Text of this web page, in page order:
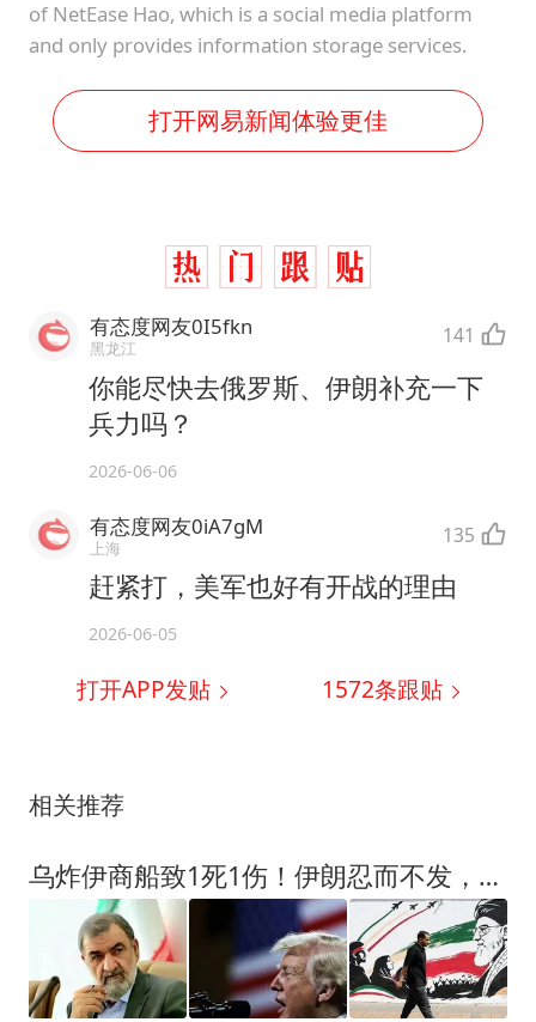
of NetEase Hao, which is a social media platform
and only provides information storage services.
打开网易新闻体验更佳
有态度网友0I5fkn
黑龙江 141
你能尽快去俄罗斯、伊朗补充一下
兵力吗？
2026-06-06
有态度网友0iA7gM
上海 135
赶紧打，美军也好有开战的理由
2026-06-05
打开APP发贴 1572条跟贴
相关推荐
乌炸伊商船致1死1伤！伊朗忍而不发，3处目标导弹随时可覆盖！